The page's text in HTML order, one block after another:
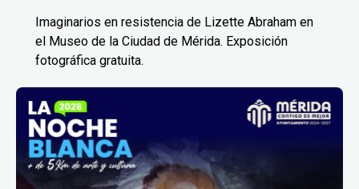
Imaginarios en resistencia de Lizette Abraham en
el Museo de la Ciudad de Mérida. Exposición
fotográfica gratuita.